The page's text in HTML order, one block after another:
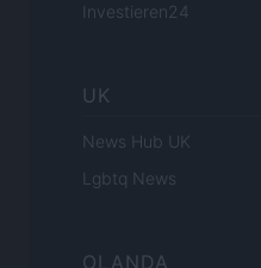
Investieren24
UK
News Hub UK
Lgbtq News
OLANDA